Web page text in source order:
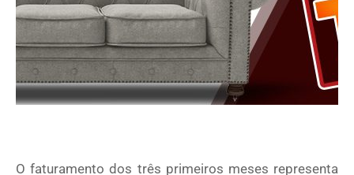
O faturamento dos três primeiros meses representa